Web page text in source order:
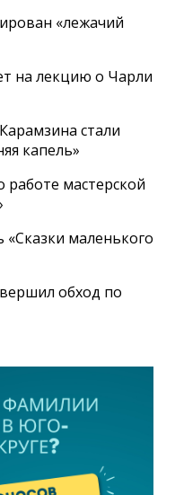
«лежачий
на лекцию о Чарли
стали
капель»
работе мастерской
«Сказки маленького
обход по